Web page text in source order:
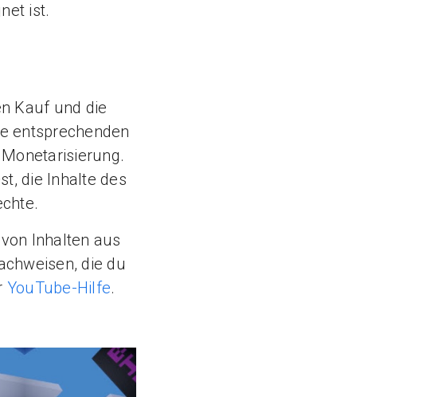
ist.
Kauf und die
entsprechenden
die Inhalte des
Inhalten aus
die du
YouTube-Hilfe.